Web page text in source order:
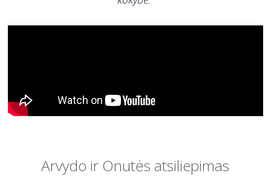
Arvydo ir Onutės atsiliepimas